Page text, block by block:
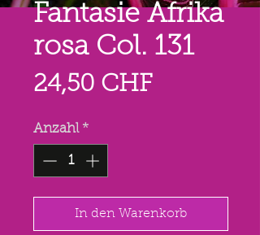
Fantasie Afrika
rosa Col. 131
24,50 CHFPreis
Anzahl *
In den Warenkorb